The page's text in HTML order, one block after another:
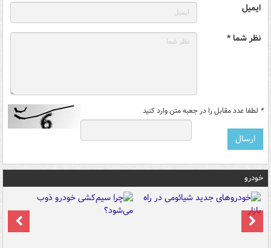
ایمیل
نظر شما *
* لطفا عدد مقابل را در جعبه متن وارد کنید
خودرو